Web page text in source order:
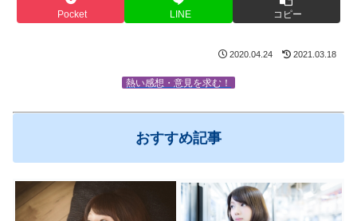
Pocket LINE コピー
2020.04.24 2021.03.18
熱い感想・意見を求む！
おすすめ記事